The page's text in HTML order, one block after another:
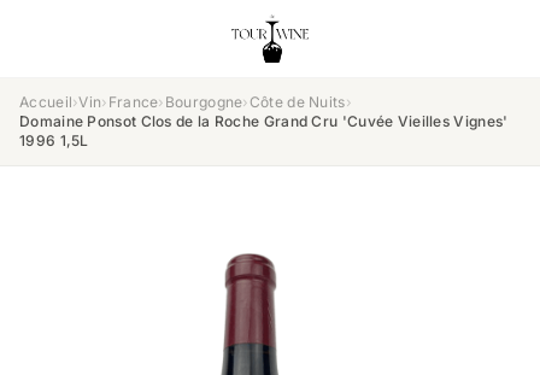
Accueil›Vin› France› Bourgogne›Côte de Nuits›
Domaine Ponsot Clos de la Roche Grand Cru 'Cuvée Vieilles Vignes'
1996 1,5L